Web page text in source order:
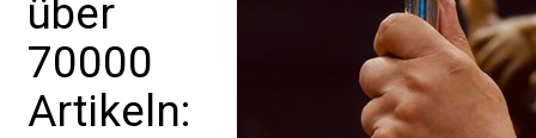
über
70000
Artikeln: